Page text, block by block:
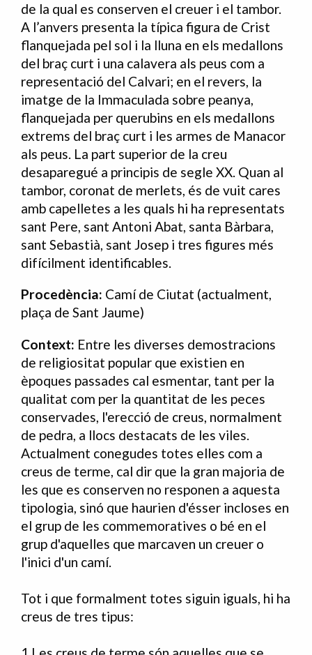
de la qual es conserven el creuer i el tambor.
A l’anvers presenta la típica figura de Crist
flanquejada pel sol i la lluna en els medallons
del braç curt i una calavera als peus com a
representació del Calvari; en el revers, la
imatge de la Immaculada sobre peanya,
flanquejada per querubins en els medallons
extrems del braç curt i les armes de Manacor
als peus. La part superior de la creu
desaparegué a principis de segle XX. Quan al
tambor, coronat de merlets, és de vuit cares
amb capelletes a les quals hi ha representats
sant Pere, sant Antoni Abat, santa Bàrbara,
sant Sebastià, sant Josep i tres figures més
difícilment identificables.
Procedència: Camí de Ciutat (actualment,
plaça de Sant Jaume)
Context: Entre les diverses demostracions
de religiositat popular que existien en
èpoques passades cal esmentar, tant per la
qualitat com per la quantitat de les peces
conservades, l'erecció de creus, normalment
de pedra, a llocs destacats de les viles.
Actualment conegudes totes elles com a
creus de terme, cal dir que la gran majoria de
les que es conserven no responen a aquesta
tipologia, sinó que haurien d'ésser incloses en
el grup de les commemoratives o bé en el
grup d'aquelles que marcaven un creuer o
l'inici d'un camí.
Tot i que formalment totes siguin iguals, hi ha
creus de tres tipus: